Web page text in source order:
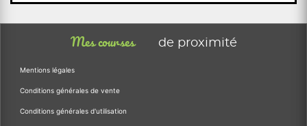
Mes courses de proximité
Mentions légales
Conditions générales de vente
Conditions générales d'utilisation